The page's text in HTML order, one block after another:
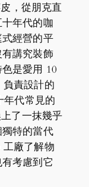
，從朋克直
年代的咖
經營的平
講究裝飾
是愛用 10
責設計的
年代常見的
了一抹幾乎
特的當代
廠了解物
考慮到它